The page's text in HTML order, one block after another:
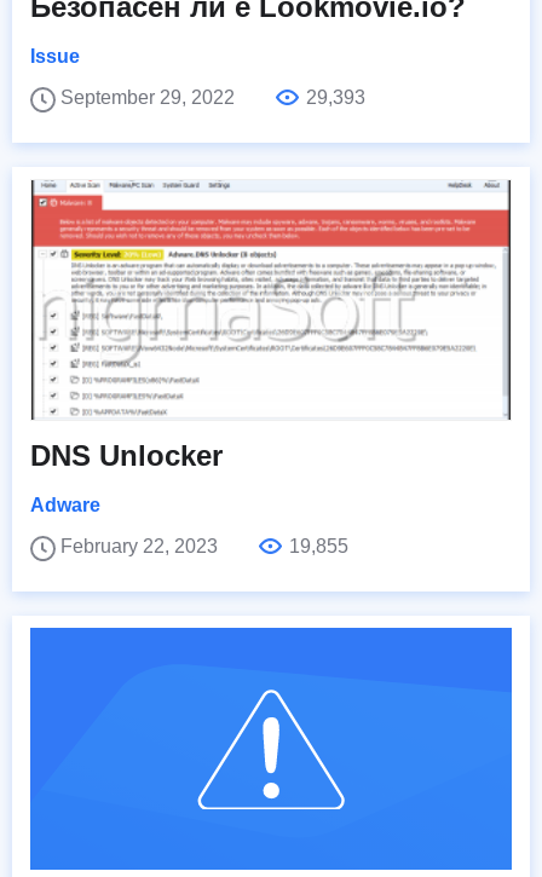
Безопасен ли е Lookmovie.io?
Issue
September 29, 2022
29,393
DNS Unlocker
Adware
February 22, 2023
19,855